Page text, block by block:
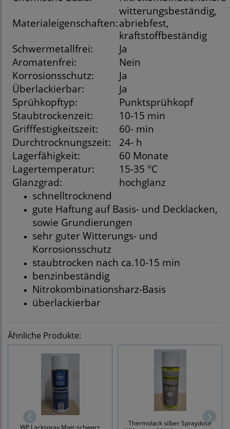
Materialeigenschaften:
witterungsbeständig,
abriebfest,
kraftstoffbeständig
Schwermetallfrei:
Ja
Aromatenfrei:
Nein
Korrosionsschutz:
Ja
Überlackierbar:
Ja
Sprühkopftyp:
Punktsprühkopf
Staubtrockenzeit:
10-15 min
Grifffestigkeitszeit:
60- min
Durchtrocknungszeit:
24- h
Lagerfähigkeit:
60 Monate
Lagertemperatur:
15-35 °C
Glanzgrad:
hochglanz
schnelltrocknend
gute Haftung auf Basis- und Decklacken,
sowie Grundierungen
sehr guter Witterungs- und
Korrosionsschutz
staubtrocken nach ca.10-15 min
benzinbeständig
Nitrokombinationsharz-Basis
überlackierbar
Ähnliche Produkte:
WP Lackspray Matt-schwarz
Thermolack silber Spraydose